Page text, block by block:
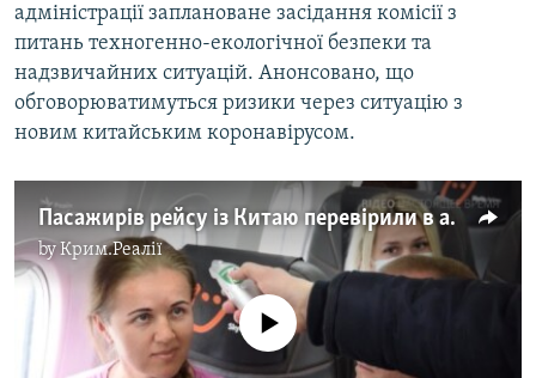
адміністрації заплановане засідання комісії з
питань техногенно-екологічної безпеки та
надзвичайних ситуацій. Анонсовано, що
обговорюватимуться ризики через ситуацію з
новим китайським коронавірусом.
Пасажирів рейсу із Китаю перевірили в аеропорту Києва (відео)
byКрим.Реалії
No media source currently available